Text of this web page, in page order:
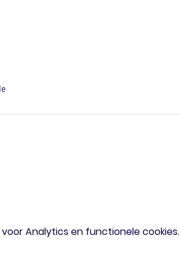
Analytics en functionele cookies.